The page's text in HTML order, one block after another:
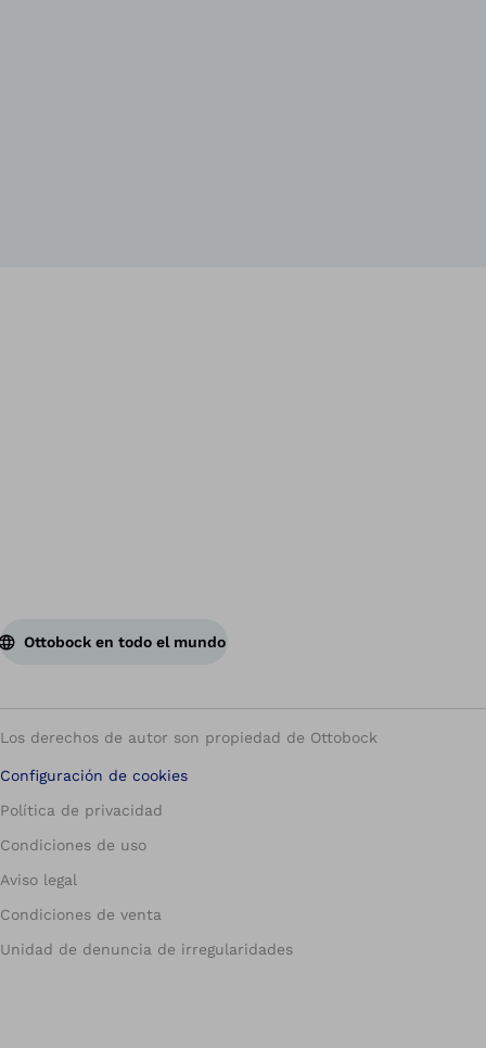
Ottobock en todo el mundo
Los derechos de autor son propiedad de Ottobock
Configuración de cookies
Política de privacidad
Condiciones de uso
Aviso legal
Condiciones de venta
Unidad de denuncia de irregularidades